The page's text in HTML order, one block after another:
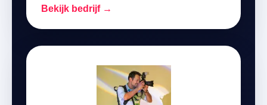
Bekijk bedrijf →